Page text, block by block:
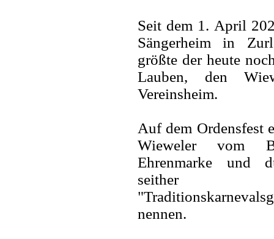
Seit dem 1. April
Sängerheim in
größte der heute
Lauben, den
Vereinsheim.
Auf dem Ordensfest
Wieweler vom
Ehrenmarke und
seither
nennen.